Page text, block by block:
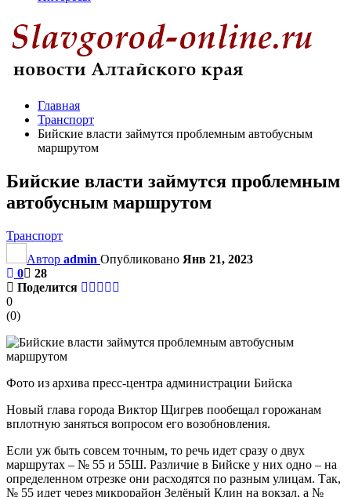
Главная
Транспорт
Бийские власти займутся проблемным автобусным
маршрутом
Бийские власти займутся проблемным
автобусным маршрутом
Транспорт
Автор admin Опубликовано Янв 21, 2023
0
28
Поделится
0
(0)
Фото из архива пресс-центра администрации Бийска
Новый глава города Виктор Щигрев пообещал горожанам
вплотную заняться вопросом его возобновления.
Если уж быть совсем точным, то речь идет сразу о двух
маршрутах – № 55 и 55Ш. Различие в Бийске у них одно – на
определенном отрезке они расходятся по разным улицам. Так,
№ 55 идет через микрорайон Зелёный Клин на вокзал, а №